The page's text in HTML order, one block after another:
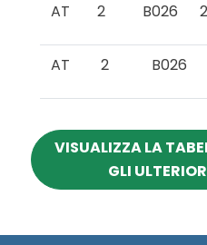
AT
2 B026 2
AT 2 B026
VISUALIZZA LA
GLI